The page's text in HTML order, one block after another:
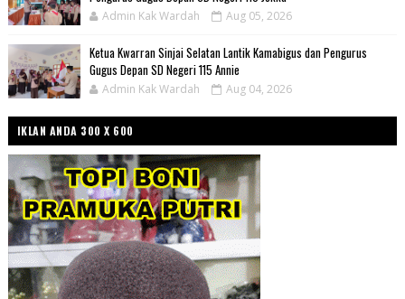
Admin Kak Wardah Aug 05, 2026
Ketua Kwarran Sinjai Selatan Lantik Kamabigus dan Pengurus
Gugus Depan SD Negeri 115 Annie
Admin Kak Wardah Aug 04, 2026
IKLAN ANDA 300 X 600